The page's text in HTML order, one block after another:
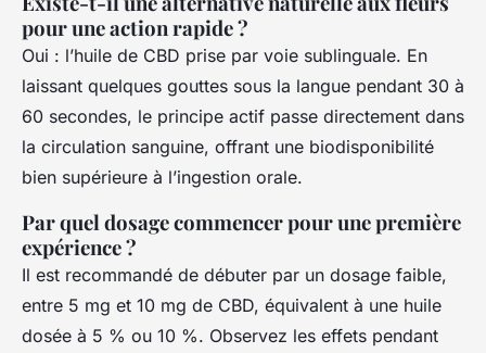
pour une action rapide ?
Oui : l’huile de CBD prise par voie sublinguale. En
laissant quelques gouttes sous la langue pendant 30 à
60 secondes, le principe actif passe directement dans
la circulation sanguine, offrant une biodisponibilité
bien supérieure à l’ingestion orale.
Par quel dosage commencer pour une première
expérience ?
Il est recommandé de débuter par un dosage faible,
entre 5 mg et 10 mg de CBD, équivalent à une huile
dosée à 5 % ou 10 %. Observez les effets pendant